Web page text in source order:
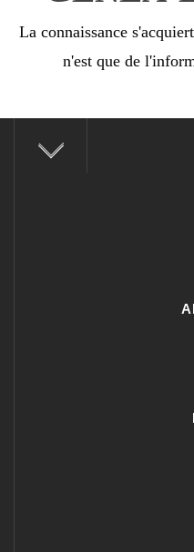
La connaissance
n'est que de